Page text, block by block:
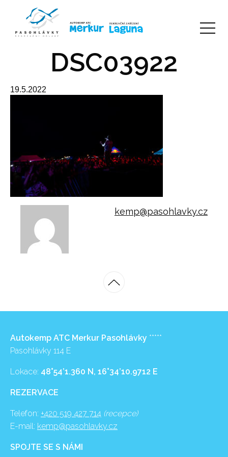
DSC03922
19.5.2022
kemp@pasohlavky.cz
Autokemp ATC Merkur Pasohlávky *****
Pasohlávky 114 E
Lokace: 48°54’1.360 N, 16°34’10.9712 E
REZERVACE
Telefon: +420 519 427 714 (recepce)
E-mail: kemp@pasohlavky.cz
SPOJTE SE S NÁMI